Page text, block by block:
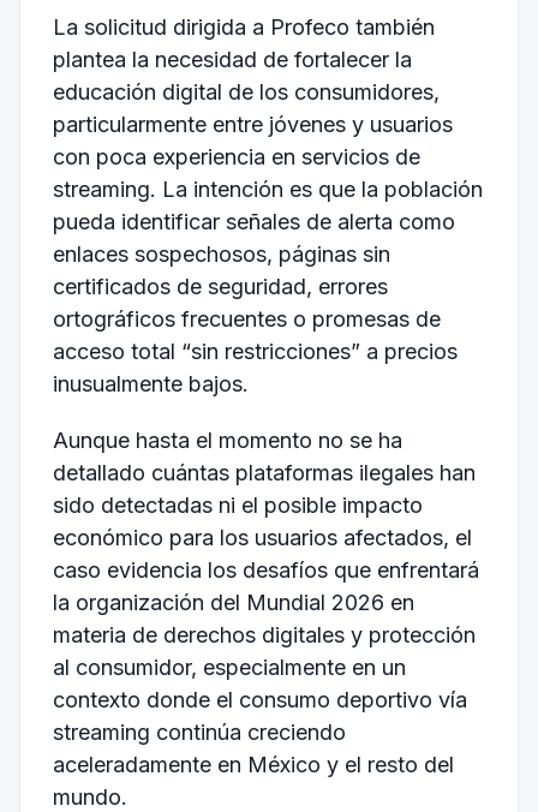
La solicitud dirigida a Profeco también
plantea la necesidad de fortalecer la
educación digital de los consumidores,
particularmente entre jóvenes y usuarios
con poca experiencia en servicios de
streaming. La intención es que la población
pueda identificar señales de alerta como
enlaces sospechosos, páginas sin
certificados de seguridad, errores
ortográficos frecuentes o promesas de
acceso total “sin restricciones” a precios
inusualmente bajos.
Aunque hasta el momento no se ha
detallado cuántas plataformas ilegales han
sido detectadas ni el posible impacto
económico para los usuarios afectados, el
caso evidencia los desafíos que enfrentará
la organización del Mundial 2026 en
materia de derechos digitales y protección
al consumidor, especialmente en un
contexto donde el consumo deportivo vía
streaming continúa creciendo
aceleradamente en México y el resto del
mundo.